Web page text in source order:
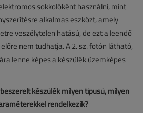
sokkolóként használni, mint
alkalmas eszközt, amely
veszélytelen hatású, de ezt a leendő
nem tudhatja. A 2. sz. fotón látható,
lenne képes a készülék üzemképes
készülék milyen típusú, milyen
rendelkezik?